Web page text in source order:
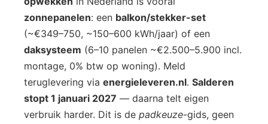
zonnepanelen: een balkon/stekker-set
(~€349–750, ~150–600 kWh/jaar) of een
daksysteem (6–10 panelen ~€2.500–5.900 incl.
montage, 0% btw op woning). Meld
teruglevering via energieleveren.nl. Salderen
stopt 1 januari 2027 — daarna telt eigen
verbruik harder. Dit is de padkeuze-gids, geen